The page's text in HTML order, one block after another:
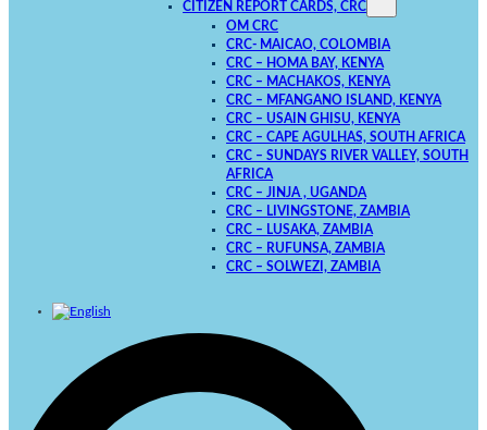
CITIZEN REPORT CARDS, CRC
OM CRC
CRC- MAICAO, COLOMBIA
CRC – HOMA BAY, KENYA
CRC – MACHAKOS, KENYA
CRC – MFANGANO ISLAND, KENYA
CRC – USAIN GHISU, KENYA
CRC – CAPE AGULHAS, SOUTH AFRICA
CRC – SUNDAYS RIVER VALLEY, SOUTH
AFRICA
CRC – JINJA , UGANDA
CRC – LIVINGSTONE, ZAMBIA
CRC – LUSAKA, ZAMBIA
CRC – RUFUNSA, ZAMBIA
CRC – SOLWEZI, ZAMBIA